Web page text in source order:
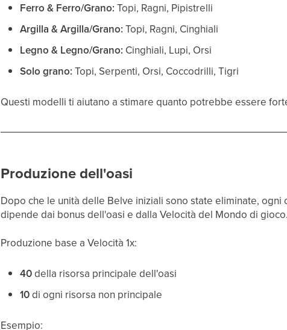
Ferro & Ferro/Grano: Topi, Ragni, Pipistrelli
Argilla & Argilla/Grano: Topi, Ragni, Cinghiali
Legno & Legno/Grano: Cinghiali, Lupi, Orsi
Solo grano: Topi, Serpenti, Orsi, Coccodrilli, Tigri
Questi modelli ti aiutano a stimare quanto potrebbe essere
Produzione dell'oasi
Dopo che le unità delle Belve iniziali sono state eliminate,
dipende dai bonus dell'oasi e dalla Velocità del Mondo di gioco.
Produzione base a Velocità 1x:
40della risorsa principale dell'oasi
10di ogni risorsa non principale
Esempio: